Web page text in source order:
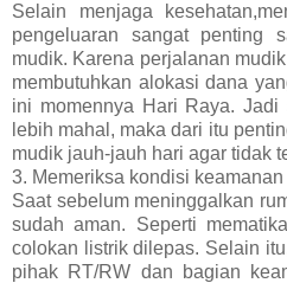
Selain menjaga
pengeluaran sangat penting
mudik. Karena perjalanan
membutuhkan alokasi dana
ini momennya Hari Raya.
lebih mahal, maka dari itu
mudik jauh-jauh hari agar tidak
3. Memeriksa kondisi keamanan
Saat sebelum meninggalkan
sudah aman. Seperti
colokan listrik dilepas. Selain
pihak RT/RW dan bagian